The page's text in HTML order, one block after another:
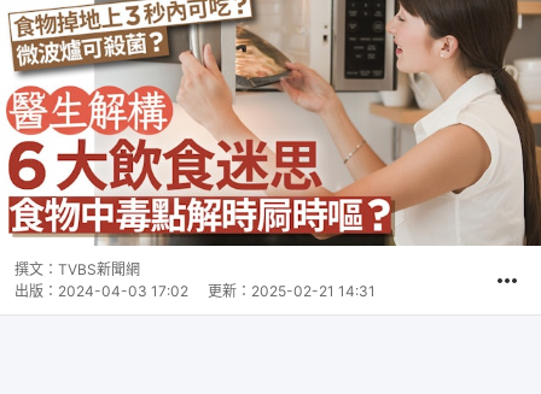
撰文： TVBS新聞網
出版： 2024-04-03 17:02 更新： 2025-02-21 14:31